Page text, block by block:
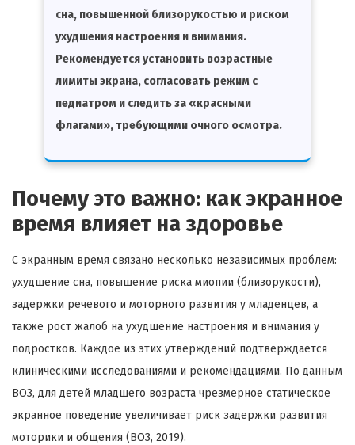
сна, повышенной близорукостью и риском
ухудшения настроения и внимания.
Рекомендуется установить возрастные
лимиты экрана, согласовать режим с
педиатром и следить за «красными
флагами», требующими очного осмотра.
Почему это важно: как экранное
время влияет на здоровье
С экранным время связано несколько независимых проблем:
ухудшение сна, повышение риска миопии (близорукости),
задержки речевого и моторного развития у младенцев, а
также рост жалоб на ухудшение настроения и внимания у
подростков. Каждое из этих утверждений подтверждается
клиническими исследованиями и рекомендациями. По данным
ВОЗ, для детей младшего возраста чрезмерное статическое
экранное поведение увеличивает риск задержки развития
моторики и общения (ВОЗ, 2019).